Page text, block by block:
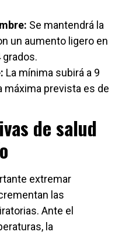
Se mantendrá la
un aumento ligero en
grados.
La mínima subirá a 9
máxima prevista es de
de salud
extremar
las
Ante el
la